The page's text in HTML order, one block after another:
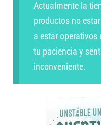
Actualmente la
productos no
a estar operativos
tu paciencia y
inconveniente.